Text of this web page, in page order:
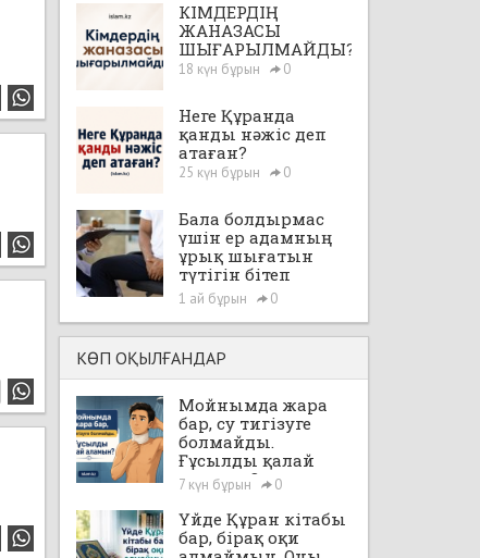
КІМДЕРДІҢ
ЖАНАЗАСЫ
ШЫҒАРЫЛМАЙДЫ?
18 күн бұрын 0
Неге Құранда
қанды нәжіс деп
атаған?
25 күн бұрын 0
Бала болдырмас
үшін ер адамның
ұрық шығатын
түтігін бітеп
тастауға, яғни,
"вазэктомия"
жасатуға бола ма?
1 ай бұрын 0
КӨП ОҚЫЛҒАНДАР
Мойнымда жара
бар, су тигізуге
болмайды.
Ғұсылды қалай
аламын?
7 күн бұрын 0
Үйде Құран кітабы
бар, бірақ оқи